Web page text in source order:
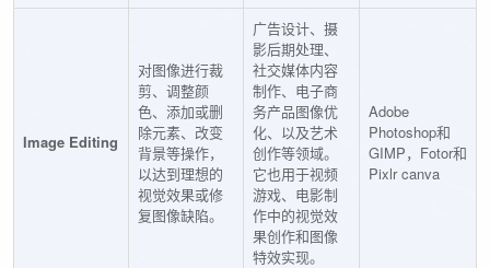
Image Editing
对图像进行裁
剪、调整颜
色、添加或删
除元素、改变
背景等操作，
以达到理想的
视觉效果或修
复图像缺陷。
广告设计、摄
影后期处理、
社交媒体内容
制作、电子商
务产品图像优
化、以及艺术
创作等领域。
它也用于视频
游戏、电影制
作中的视觉效
果创作和图像
特效实现。
Adobe
Photoshop和
GIMP，Fotor和
Pixlr canva